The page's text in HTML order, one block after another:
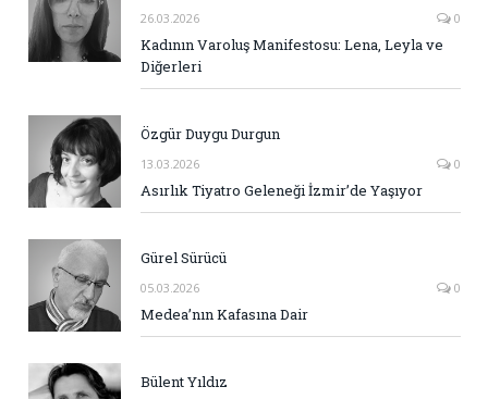
26.03.2026 0
Kadının Varoluş Manifestosu: Lena, Leyla ve
Diğerleri
Özgür Duygu Durgun
13.03.2026 0
Asırlık Tiyatro Geleneği İzmir’de Yaşıyor
Gürel Sürücü
05.03.2026 0
Medea’nın Kafasına Dair
Bülent Yıldız